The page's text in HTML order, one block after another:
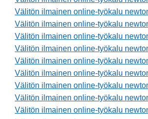
Välitön ilmainen online-työkalu
Välitön ilmainen online-työkalu
Välitön ilmainen online-työkalu
Välitön ilmainen online-työkalu
Välitön ilmainen online-työkalu
Välitön ilmainen online-työkalu
Välitön ilmainen online-työkalu
Välitön ilmainen online-työkalu
Välitön ilmainen online-työkalu